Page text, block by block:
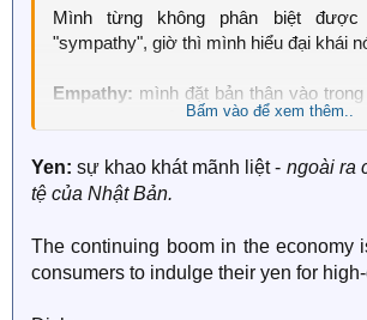
→ Hy vọng không chỉ là một cảm
lựa chọn để tin vào ngày mai.
Mình từng không phân biệt được
"sympathy", giờ thì mình hiểu đại khái
Empathy: mình đặt bản thân vào
người khác để cảm nhận được cảm
Sympathy:mình thể hiện rằng mình
khác. (bên ngoài)
Bấm vào để xem thêm..
Yen: sự khao khát mãnh liệt - ngoài ra
tệ của Nhật Bản.
The continuing boom in the economy
consumers to indulge their yen for